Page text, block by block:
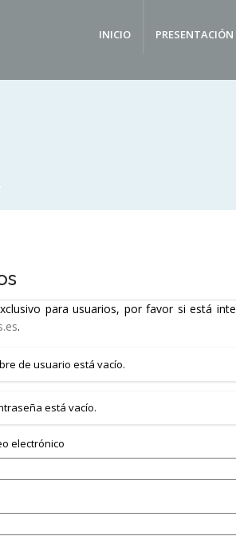
INICIO PRESENTACIÓN
para usuarios, por favor si está
.
de usuario está vacío.
está vacío.
electrónico